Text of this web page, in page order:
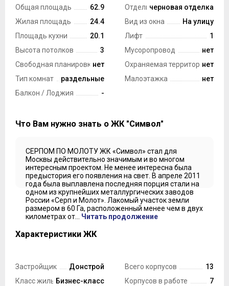
Общая площадь
62.9
Жилая площадь
24.4
Площадь кухни
20.1
Высота потолков
3
Свободная планировканет
Тип комнат
раздельные
Балкон / Лоджия
-
Отделкачерновая отделка
Вид из окна
На улицу
Лифт
1
Мусоропровод
нет
Охраняемая территориянет
Малоэтажка
нет
Что Вам нужно знать о ЖК "Символ"
СЕРПОМ ПО МОЛОТУ ЖК «Символ» стал для
Москвы действительно значимым и во многом
интересным проектом. Не менее интересна была
предыстория его появления на свет. В апреле 2011
года была выплавлена последняя порция стали на
одном из крупнейших металлургических заводов
России «Серп и Молот». Лакомый участок земли
размером в 60 Га, расположенный менее чем в двух
километрах от... Читать продолжение
Характеристики ЖК
Застройщик
Донстрой
Класс жильяБизнес-класс
Всего корпусов
13
Корпусов в работе
7